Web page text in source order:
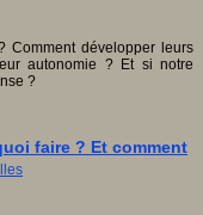
Comment développer leurs
autonomie ? Et si notre
?
faire ? Et comment